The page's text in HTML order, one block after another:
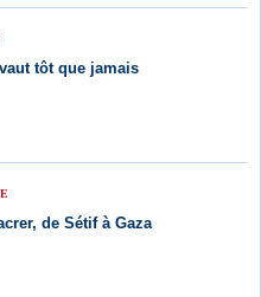
tôt que jamais
de Sétif à Gaza